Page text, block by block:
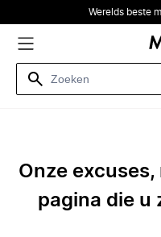
Werelds beste
Onze
pagina die u